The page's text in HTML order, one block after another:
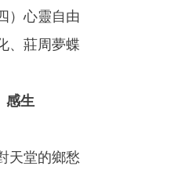
）心靈自由
、莊周夢蝶
感生
天堂的鄉愁